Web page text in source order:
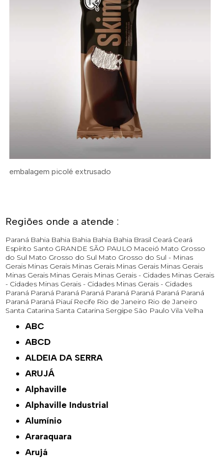
embalagem picolé extrusado
Regiões onde a atende :
Paraná Bahia Bahia Bahia Bahia Bahia Brasil Ceará Ceará
Espírito Santo GRANDE SÃO PAULO Maceió Mato Grosso
do Sul Mato Grosso do Sul Mato Grosso do Sul - Minas
Gerais Minas Gerais Minas Gerais Minas Gerais Minas Gerais
Minas Gerais Minas Gerais Minas Gerais - Cidades Minas Gerais
- Cidades Minas Gerais - Cidades Minas Gerais - Cidades
Paraná Paraná Paraná Paraná Paraná Paraná Paraná Paraná
Paraná Paraná Piauí Recife Rio de Janeiro Rio de Janeiro
Santa Catarina Santa Catarina Sergipe São Paulo Vila Velha
ABC
ABCD
ALDEIA DA SERRA
ARUJÁ
Alphaville
Alphaville Industrial
Alumínio
Araraquara
Arujá